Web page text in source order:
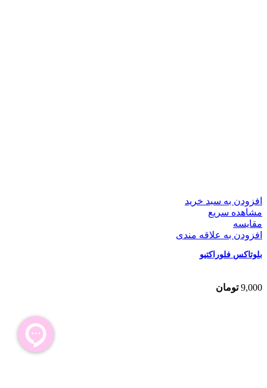
افزودن به سبد خرید
مشاهده سریع
مقایسه
افزودن به علاقه مندی
بلوتاکس فلوراکتیو
9,000 تومان